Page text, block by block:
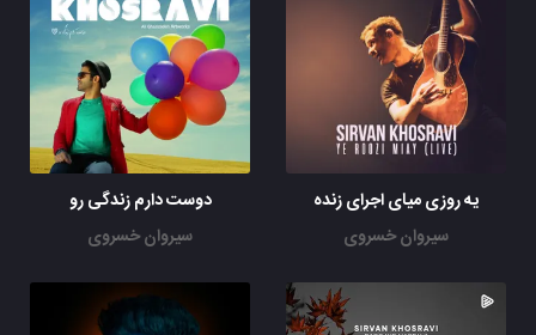
یه روزی میای اجرای زنده
سیروان خسروی
دوست دارم زندگی رو
سیروان خسروی